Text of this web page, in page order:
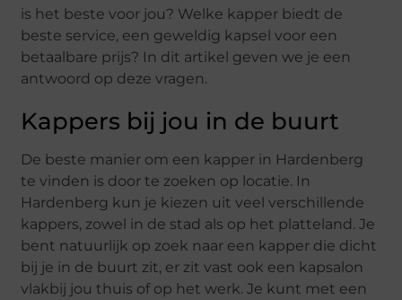
is het beste voor jou? Welke kapper biedt de
beste service, een geweldig kapsel voor een
betaalbare prijs? In dit artikel geven we je een
antwoord op deze vragen.
Kappers bij jou in de buurt
De beste manier om een kapper in Hardenberg
te vinden is door te zoeken op locatie. In
Hardenberg kun je kiezen uit veel verschillende
kappers, zowel in de stad als op het platteland. Je
bent natuurlijk op zoek naar een kapper die dicht
bij je in de buurt zit, er zit vast ook een kapsalon
vlakbij jou thuis of op het werk. Je kunt met een